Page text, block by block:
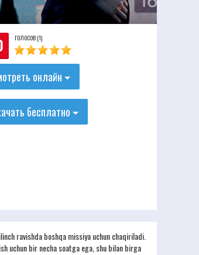
ГОЛОСОВ (1)
онлайн
бесплатно
ravishda boshqa missiya uchun chaqiriladi.
uchun bir necha soatga ega, shu bilan birga